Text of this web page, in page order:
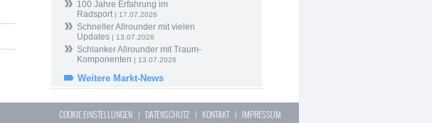
100 Jahre Erfahrung im
Radsport| 17.07.2026
Schneller Allrounder mit vielen
Updates | 13.07.2026
Schlanker Allrounder mit Traum-
Komponenten | 13.07.2026
Weitere Markt-News
COOKIE EINSTELLUNGEN | DATENSCHUTZ | KONTAKT| IMPRESSUM